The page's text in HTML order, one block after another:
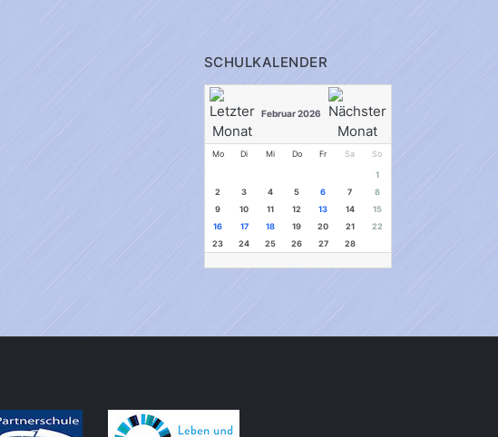
SCHULKALENDER
Februar 2026
Mo Di Mi Do Fr Sa So
1
2
3 4 5 6 7
8
9
10 11 12 13 14
15
16
17 18 19 20 21
22
23
24 25 26 27 28